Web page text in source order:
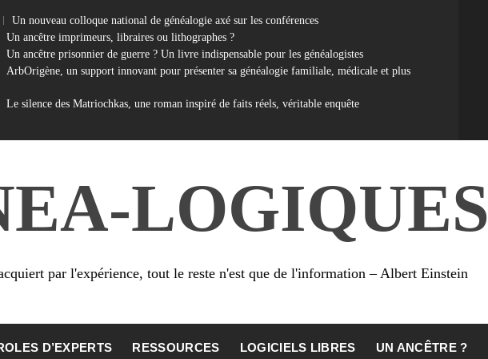
Un nouveau colloque national de généalogie axé sur les conférences
Un ancêtre imprimeurs, libraires ou lithographes ?
Un ancêtre prisonnier de guerre ? Un livre indispensable pour les généalogistes
ArbOrigène, un support innovant pour présenter sa généalogie familiale, médicale et plus
Le silence des Matriochkas, une roman inspiré de faits réels, véritable enquête
LOGIQUES
par l'expérience, tout le reste n'est que de l'information – Albert Einstein
D’EXPERTS RESSOURCES LOGICIELS LIBRES UN ANCÊTRE ?